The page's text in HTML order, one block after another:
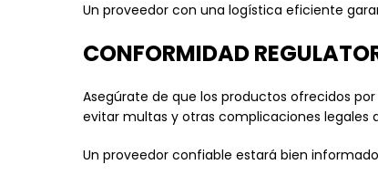
Un proveedor con una logística eficiente
CONFORMIDAD
Asegúrate de que los productos ofrecidos
evitar multas y otras complicaciones legales
Un proveedor confiable estará bien